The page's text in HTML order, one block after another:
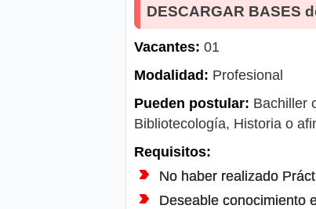
DESCARGAR BASES
Vacantes: 01
Modalidad: Profesional
Pueden postular: Bachiller
Bibliotecología, Historia o
Requisitos:
No haber realizado
Deseable conocimiento